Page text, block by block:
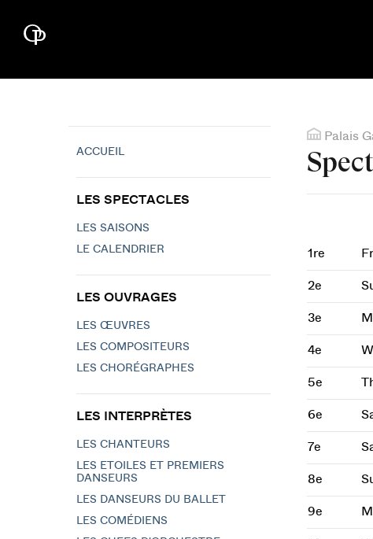
Palais
1re
2e
3e
4e
5e
6e
7e
8e
9e
ACCUEIL
LES SPECTACLES
LES SAISONS
LE CALENDRIER
LES OUVRAGES
LES ŒUVRES
LES COMPOSITEURS
LES CHORÉGRAPHES
LES INTERPRÈTES
LES CHANTEURS
LES ETOILES ET PREMIERS
DANSEURS
LES DANSEURS DU BALLET
LES COMÉDIENS